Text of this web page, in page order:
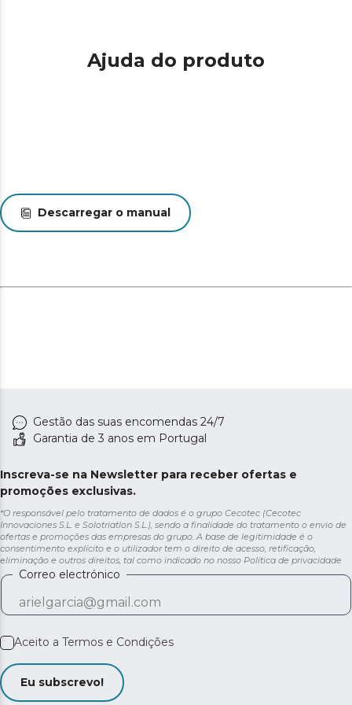
Ajuda do produto
Descarregar o manual
Gestão das suas encomendas 24/7
Garantia de 3 anos em Portugal
Inscreva-se na Newsletter para receber ofertas e
promoções exclusivas.
*O responsável pelo tratamento de dados é o grupo Cecotec (Cecotec
Innovaciones S.L. e Solotriatlon S.L.), sendo a finalidade do tratamento o envio de
ofertas e promoções das empresas do grupo. A base de legitimidade é o
consentimento explícito e o utilizador tem o direito de acesso, retificação,
eliminação e outros direitos, tal como indicado no nosso Política de privacidade
Correo electrónico
Aceito a Termos e Condições
Eu subscrevo!